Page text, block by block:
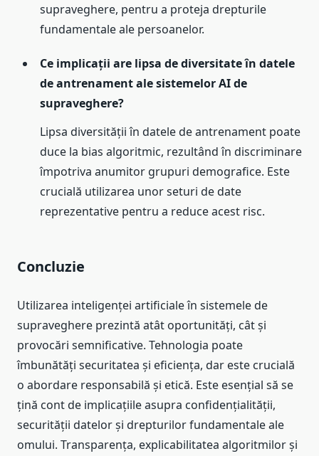
supraveghere, pentru a proteja drepturile
fundamentale ale persoanelor.
Ce implicații are lipsa de diversitate în datele
de antrenament ale sistemelor AI de
supraveghere?
Lipsa diversității în datele de antrenament poate
duce la bias algoritmic, rezultând în discriminare
împotriva anumitor grupuri demografice. Este
crucială utilizarea unor seturi de date
reprezentative pentru a reduce acest risc.
Concluzie
Utilizarea inteligenței artificiale în sistemele de
supraveghere prezintă atât oportunități, cât și
provocări semnificative. Tehnologia poate
îmbunătăți securitatea și eficiența, dar este crucială
o abordare responsabilă și etică. Este esențial să se
țină cont de implicațiile asupra confidențialității,
securității datelor și drepturilor fundamentale ale
omului. Transparența, explicabilitatea algoritmilor și